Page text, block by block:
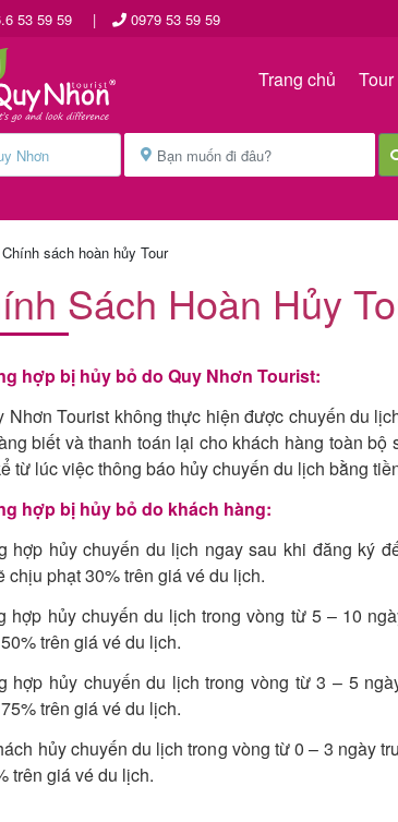
53 59 59 | 0979 53 59 59
Trang chủ
Chính sách hoàn hủy Tour
Sách Hoàn Hủy
hợp bị hủy bỏ do Quy Nhơn Tourist:
Nhơn Tourist không thực hiện được chuyến du
biết và thanh toán lại cho khách hàng toàn
từ lúc việc thông báo hủy chuyến du lịch bằng
hợp bị hủy bỏ do khách hàng:
hợp hủy chuyến du lịch ngay sau khi đăng ký
chịu phạt 30% trên giá vé du lịch.
hợp hủy chuyến du lịch trong vòng từ 5 – 10
trên giá vé du lịch.
hợp hủy chuyến du lịch trong vòng từ 3 – 5
trên giá vé du lịch.
hủy chuyến du lịch trong vòng từ 0 – 3 ngày
trên giá vé du lịch.